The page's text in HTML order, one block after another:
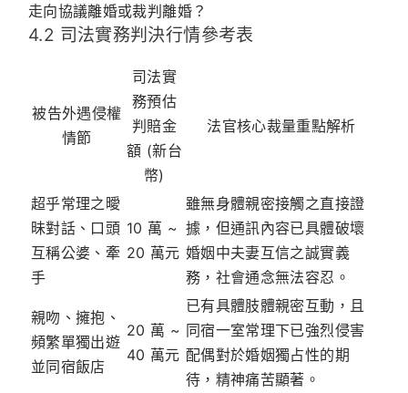
走向協議離婚或裁判離婚？
4.2 司法實務判決行情參考表
被告外遇侵權
情節
司法實
務預估
判賠金
額 (新台
幣)
法官核心裁量重點解析
超乎常理之曖
昧對話、口頭
互稱公婆、牽
手
10 萬 ~
20 萬元
雖無身體親密接觸之直接證
據，但通訊內容已具體破壞
婚姻中夫妻互信之誠實義
務，社會通念無法容忍。
親吻、擁抱、
頻繁單獨出遊
並同宿飯店
20 萬 ~
40 萬元
已有具體肢體親密互動，且
同宿一室常理下已強烈侵害
配偶對於婚姻獨占性的期
待，精神痛苦顯著。